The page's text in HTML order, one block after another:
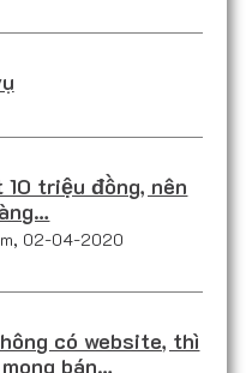
10 triệu đồng, nên
02-04-2020
có website, thì
bán…